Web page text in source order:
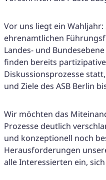
Vor uns liegt ein
ehrenamtlichen
Landes- und
finden bereits
Diskussionsprozesse
und Ziele des ASB Berlin
Wir möchten das
Prozesse deutlich
und konzeptionell noch
Herausforderungen
alle Interessierten ein,